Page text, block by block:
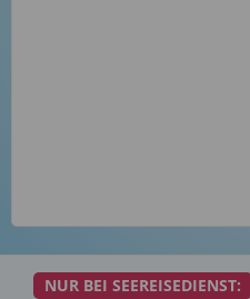
NUR BEI SEEREISEDIENST: